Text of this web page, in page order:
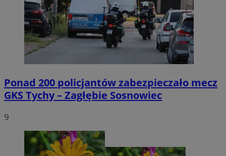
Ponad 200 policjantów zabezpieczało mecz
GKS Tychy – Zagłębie Sosnowiec
9